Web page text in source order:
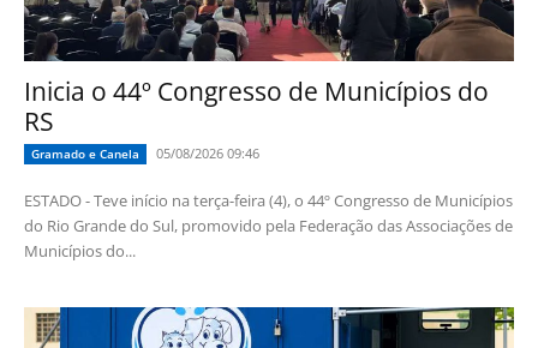
Inicia o 44º Congresso de Municípios do
RS
Gramado e Canela 05/08/2026 09:46
ESTADO - Teve início na terça-feira (4), o 44º Congresso de Municípios
do Rio Grande do Sul, promovido pela Federação das Associações de
Municípios do...